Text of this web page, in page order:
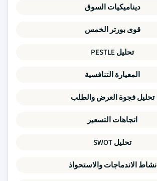
ديناميكيات السوق
قوى بورتر الخمس
تحليل PESTLE
المعيارة التنافسية
تحليل فجوة العرض والطلب
اتجاهات التسعير
تحليل SWOT
نشاط الاندماجات والاستحواذ